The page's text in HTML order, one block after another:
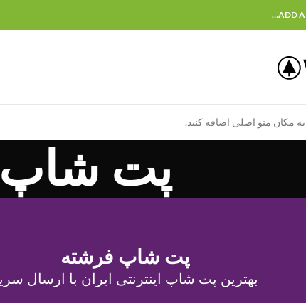
ADD
به مکان منو اصلی اضافه کنید.
پت
پت شاپ فرشته
بهترین پت شاپ اینترنتی ایران با ارسال